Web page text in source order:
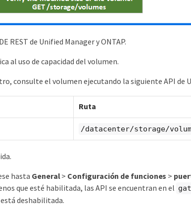
REST de Unified Manager y ONTAP.
al uso de capacidad del volumen.
consulte el volumen ejecutando la siguiente API de
Ruta
/datacenter/storage/
hasta General> Configuración de funciones >
que esté habilitada, las API se encuentran en el
deshabilitada.